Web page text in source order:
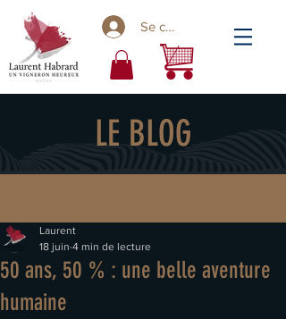
Se connecter
LE BLOG
50 ans, 50 % : une belle aventure
humaine
Laurent
18 juin 4 min de lecture